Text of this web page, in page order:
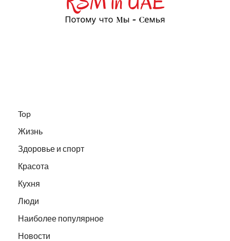
Top
Жизнь
Здоровье и спорт
Красота
Кухня
Люди
Наиболее популярное
Новости